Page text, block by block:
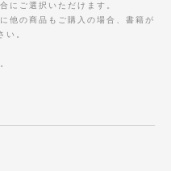
にご選択いただけます。
他の商品もご購入の場合、書籍が
い。